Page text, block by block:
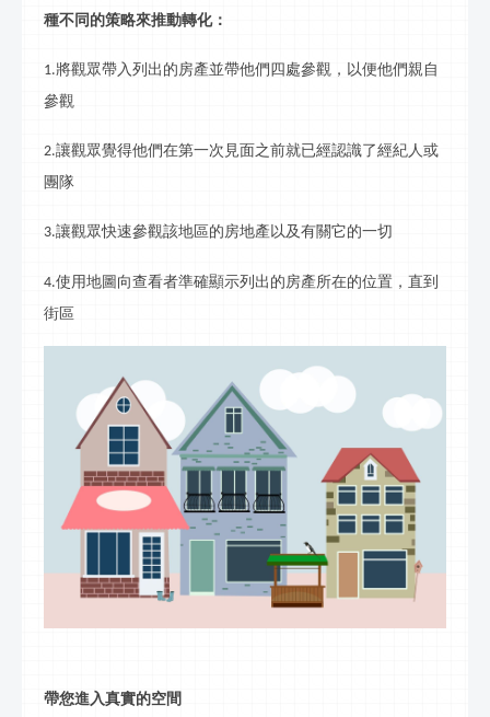
種不同的策略來推動轉化：
1.將觀眾帶入列出的房產並帶他們四處參觀，以便他們親自
參觀
2.讓觀眾覺得他們在第一次見面之前就已經認識了經紀人或
團隊
3.讓觀眾快速參觀該地區的房地產以及有關它的一切
4.使用地圖向查看者準確顯示列出的房產所在的位置，直到
街區
帶您進入真實的空間